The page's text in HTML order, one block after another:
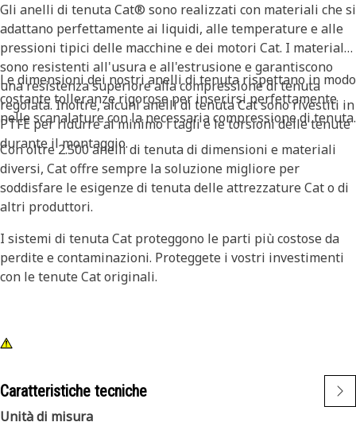
Gli anelli di tenuta Cat® sono realizzati con materiali che si
adattano perfettamente ai liquidi, alle temperature e alle
pressioni tipici delle macchine e dei motori Cat. I materiali
sono resistenti all'usura e all'estrusione e garantiscono
una resistenza superiore alla compressione di tenuta
regolata. Inoltre, alcuni anelli di tenuta Cat sono rivestiti in
PTFE per ridurre al minimo i tagli e le torsioni delle tenute
durante il montaggio.
Le dimensioni dei nostri anelli di tenuta rispettano in modo
costante tolleranze rigorose per inserirsi perfettamente
nelle scanalature con la necessaria compressione di tenuta.
Con oltre 2.500 anelli di tenuta di dimensioni e materiali
diversi, Cat offre sempre la soluzione migliore per
soddisfare le esigenze di tenuta delle attrezzature Cat o di
altri produttori.
I sistemi di tenuta Cat proteggono le parti più costose da
perdite e contaminazioni. Proteggete i vostri investimenti
con le tenute Cat originali.
Caratteristiche tecniche
Unità di misura